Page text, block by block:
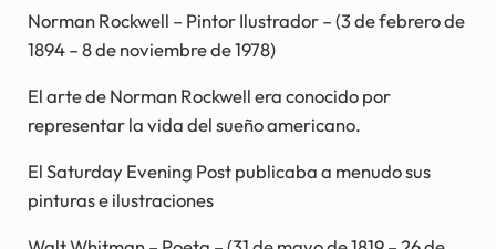
Norman Rockwell – Pintor Ilustrador – (3 de febrero de
1894 – 8 de noviembre de 1978)
El arte de Norman Rockwell era conocido por
representar la vida del sueño americano.
El Saturday Evening Post publicaba a menudo sus
pinturas e ilustraciones